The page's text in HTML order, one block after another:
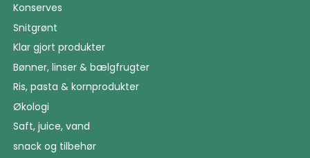
Konserves
Snitgrønt
Klar gjort produkter
Bønner, linser & bælgfrugter
Ris, pasta & kornprodukter
Økologi
Saft, juice, vand
snack og tilbehør